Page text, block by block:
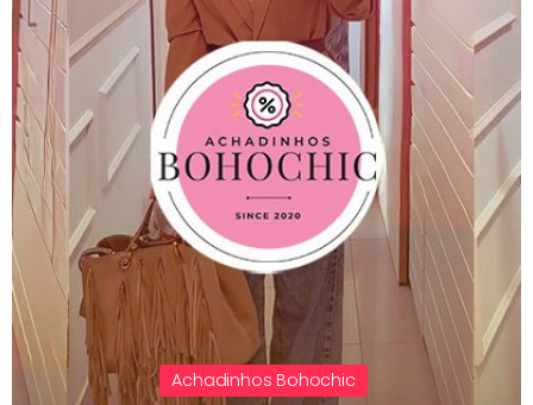
Achadinhos Bohochic